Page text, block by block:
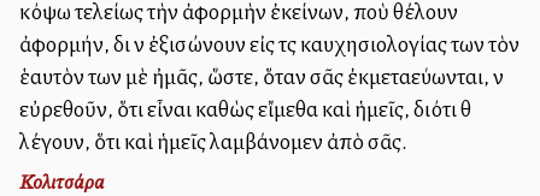
κόψω τελείως τὴν ἀφορμὴν ἐκείνων, ποὺ θέλουν
ἀφορμήν, διὰ νὰ ἐξισώνουν εἰς τὰς καυχησιολογίας των τὸν
ἑαυτὸν των μὲ ἠμᾶς, ὥστε, ὅταν σᾶς ἐκμεταλλεύωνται, νὰ
εὐρεθοῦν, ὅτι εἶναι καθὼς εἴμεθα καὶ ἡμεῖς, διότι θὰ
λέγουν, ὅτι καὶ ἡμεῖς λαμβάνομεν ἀπὸ σᾶς.
Κολιτσάρα